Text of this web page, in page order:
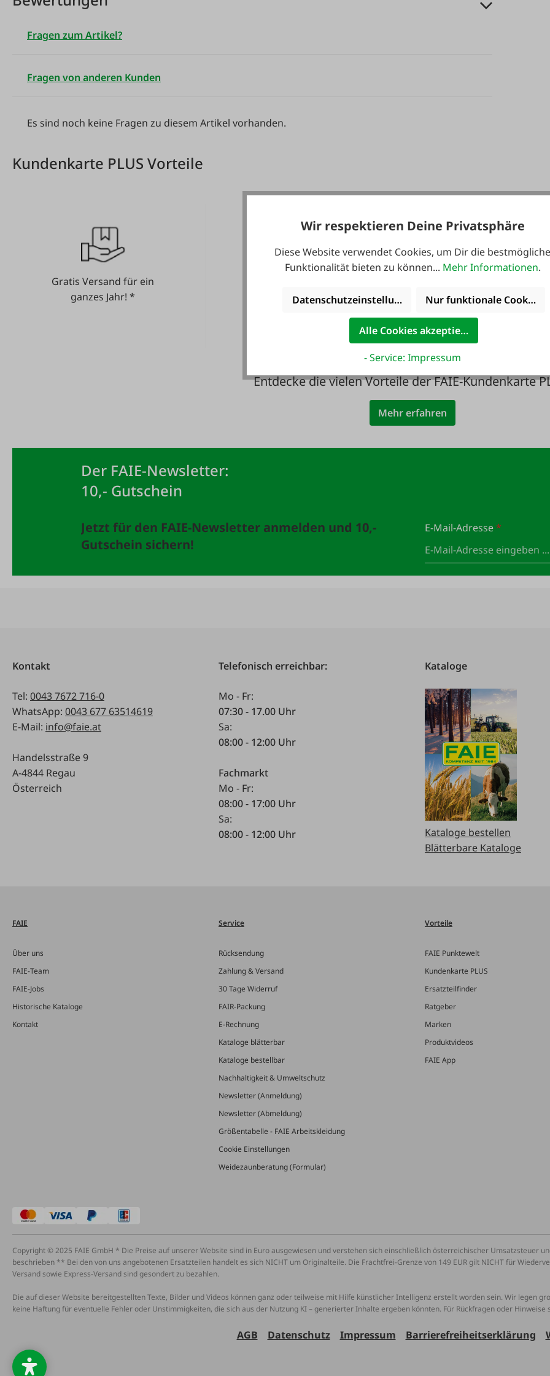
Fragen zum Artikel?
Fragen von anderen Kunden
Es sind noch keine Fragen zu diesem Artikel vorhanden.
Kundenkarte PLUS Vorteile
Gratis Versand für ein
ganzes Jahr! *
inkludiert!
Langzeit-
Entdecke die vielen Vorteile der FAIE-Kundenkarte
Mehr erfahren
Der FAIE-Newsletter:
10,- Gutschein
Jetzt für den FAIE-Newsletter anmelden und 10,-
Gutschein sichern!
E-Mail-Adresse*
Kontakt
Tel: 0043 7672 716-0
WhatsApp: 0043 677 63514619
E-Mail: info@faie.at
Handelsstraße 9
A-4844 Regau
Österreich
Telefonisch erreichbar:
Mo - Fr:
07:30 - 17.00 Uhr
Sa:
08:00 - 12:00 Uhr
Fachmarkt
Mo - Fr:
08:00 - 17:00 Uhr
Sa:
08:00 - 12:00 Uhr
Kataloge
Kataloge bestellen
Blätterbare Kataloge
FAIE
Über uns
FAIE-Team
FAIE-Jobs
Historische Kataloge
Kontakt
Service
Rücksendung
Zahlung & Versand
30 Tage Widerruf
FAIR-Packung
E-Rechnung
Kataloge blätterbar
Kataloge bestellbar
Nachhaltigkeit & Umweltschutz
Newsletter (Anmeldung)
Newsletter (Abmeldung)
Größentabelle - FAIE Arbeitskleidung
Cookie Einstellungen
Weidezaunberatung (Formular)
Vorteile
FAIE Punktewelt
Kundenkarte PLUS
Ersatzteilfinder
Ratgeber
Marken
Produktvideos
FAIE App
Copyright © 2025 FAIE GmbH * Die Preise auf unserer Website sind in Euro ausgewiesen und verstehen sich einschließlich österreichischer Umsatzsteuer
beschrieben ** Bei den von uns angebotenen Ersatzteilen handelt es sich NICHT um Originalteile. Die Frachtfrei-Grenze von 149 EUR gilt NICHT für
Versand sowie Express-Versand sind gesondert zu bezahlen.
Die auf dieser Website bereitgestellten Texte, Bilder und Videos können ganz oder teilweise mit Hilfe künstlicher Intelligenz erstellt worden sein. Wir legen
keine Haftung für eventuelle Fehler oder Unstimmigkeiten, die sich aus der Nutzung KI – generierter Inhalte ergeben könnten. Für Rückfragen oder
AGB Datenschutz Impressum Barrierefreiheitserklärung
Wir respektieren Deine Privatsphäre
Diese Website verwendet Cookies, um Dir die bestmögliche
Funktionalität bieten zu können... Mehr Informationen.
Datenschutzeinstellungen Nur funktionale Cookies
Alle Cookies akzeptieren
- Service: Impressum